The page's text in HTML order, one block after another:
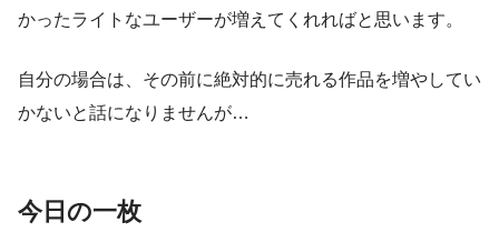
かったライトなユーザーが増えてくれればと思います。
自分の場合は、その前に絶対的に売れる作品を増やしてい
かないと話になりませんが…
今日の一枚